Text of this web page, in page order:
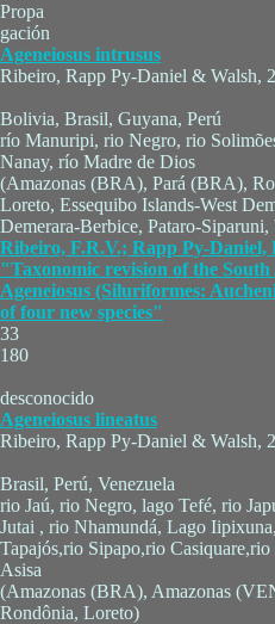
Propa
gación
Ageneiosus intrusus
Ribeiro, Rapp Py-Daniel & Walsh,
Bolivia, Brasil, Guyana, Perú
río Manuripi, rio Negro, rio
Nanay, río Madre de Dios
(Amazonas (BRA), Pará (BRA),
Loreto, Essequibo Islands-West
Demerara-Berbice, Pataro-
Ribeiro, F.R.V.; Rapp Py-Daniel,
"Taxonomic revision of the
Ageneiosus (Siluriformes:
of four new species"
33
180
desconocido
Ageneiosus lineatus
Ribeiro, Rapp Py-Daniel & Walsh,
Brasil, Perú, Venezuela
rio Jaú, rio Negro, lago Tefé, rio
Jutai , rio Nhamundá, Lago
Tapajós,rio Sipapo,rio
Asisa
(Amazonas (BRA), Amazonas
Rondônia, Loreto)